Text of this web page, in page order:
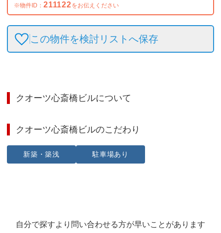
※物件ID： 211122をお伝えください
この物件を検討リストへ保存
クオーツ心斎橋ビルについて
クオーツ心斎橋ビルのこだわり
新築・築浅 駐車場あり
自分で探すより問い合わせる方が早いことがあります